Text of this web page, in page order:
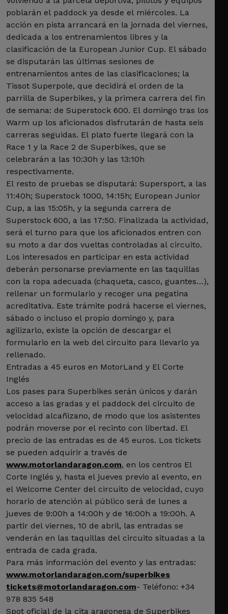
poblarán el paddock ya desde el miércoles. La
acción en pista arrancará en la jornada del viernes,
dedicada a los entrenamientos libres y la
clasificación de la European Junior Cup. El sábado
se disputarán las últimas sesiones de
entrenamientos antes de las clasificaciones; la
Tissot Superpole, que decidirá el orden de la
parrilla de Superbikes, y la primera carrera del fin
de semana: de Superstock 600. El domingo tras los
Warm up los aficionados disfrutarán de hasta seis
carreras seguidas. El plato fuerte llegará con la
Race 1 y la Race 2 de Superbikes, que se
celebrarán a las 10:30h y las 13:10h
respectivamente.
El resto de pruebas se disputará: Supersport, a las
11:40h; Superstock 1000, 14:15h; European Junior
Cup, a las 15:05h, y la segunda carrera de
Superstock 600, a las 17:50. Finalizada la actividad,
será el turno para que los aficionados entren con
su moto a dar dos vueltas controladas al circuito.
Los interesados en participar en esta actividad
deberán personarse previamente en las taquillas
con la ropa adecuada (chaqueta, casco, guantes…),
rellenar un formulario y recoger una pegatina
acreditativa. Este trámite podrá hacerse el viernes,
sábado o incluso el propio domingo y, para
agilizarlo, existe la opción de descargar el
formulario en la web del circuito para llevarlo ya
rellenado.
Entradas a 45 euros en MotorLand y El Corte
Inglés
Los pases para Superbikes serán únicos y darán
acceso a las gradas y el paddock del circuito de
velocidad alcañizano, de modo que los asistentes
podrán moverse por el recinto con libertad. El
precio de las entradas es de 45 euros. Los tickets
se pueden adquirir a través de
www.motorlandaragon.com, en los centros El
Corte Inglés y, hasta el jueves previo al evento, en
el Welcome Center del circuito de velocidad, cuyo
horario de atención al público será de lunes a
jueves de 9:00h a 14:00h y de 16:00h a 19:00h. A
partir del viernes, 10 de abril, las entradas se
venderán en las taquillas del circuito situadas a la
entrada de cada grada.
Para más información del evento y las entradas:
www.motorlandaragon.com/superbikes
tickets@motorlandaragon.com- Teléfono: +34
978 835 548
Spot oficial de la cita aragonesa de Superbikes